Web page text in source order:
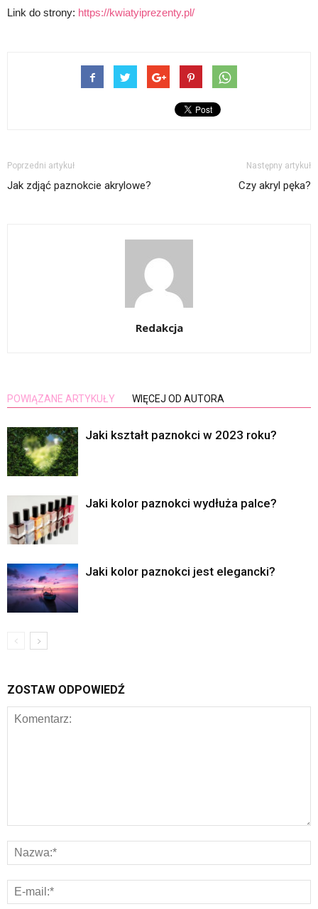
Link do strony: https://kwiatyiprezenty.pl/
Poprzedni artykuł
Jak zdjąć paznokcie akrylowe?
Następny artykuł
Czy akryl pęka?
Redakcja
POWIĄZANE ARTYKUŁY WIĘCEJ OD AUTORA
Jaki kształt paznokci w 2023 roku?
Jaki kolor paznokci wydłuża palce?
Jaki kolor paznokci jest elegancki?
ZOSTAW ODPOWIEDŹ